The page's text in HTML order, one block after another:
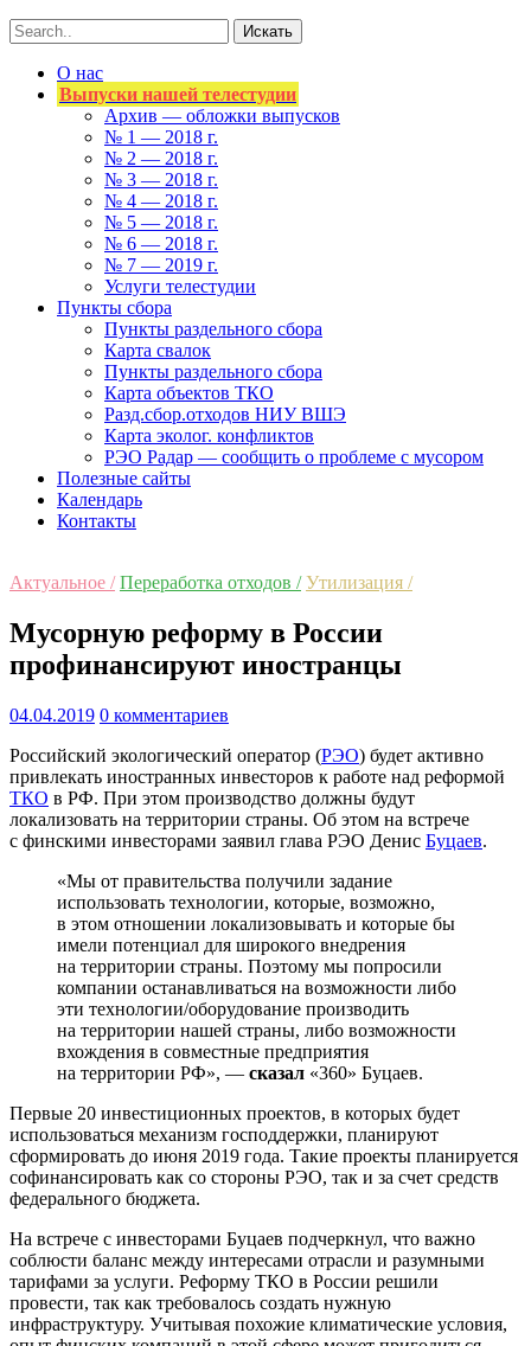
О нас
Выпуски нашей телестудии
Архив — обложки выпусков
№ 1 — 2018 г.
№ 2 — 2018 г.
№ 3 — 2018 г.
№ 4 — 2018 г.
№ 5 — 2018 г.
№ 6 — 2018 г.
№ 7 — 2019 г.
Услуги телестудии
Пункты сбора
Пункты раздельного сбора
Карта свалок
Пункты раздельного сбора
Карта объектов ТКО
Разд.сбор.отходов НИУ ВШЭ
Карта эколог. конфликтов
РЭО Радар — сообщить о проблеме с мусором
Полезные сайты
Календарь
Контакты
Актуальное / Переработка отходов / Утилизация /
Мусорную реформу в России
профинансируют иностранцы
04.04.2019 0 комментариев
Российский экологический оператор (РЭО) будет активно
привлекать иностранных инвесторов к работе над реформой
ТКО в РФ. При этом производство должны будут
локализовать на территории страны. Об этом на встрече
с финскими инвесторами заявил глава РЭО Денис Буцаев.
«Мы от правительства получили задание
использовать технологии, которые, возможно,
в этом отношении локализовывать и которые бы
имели потенциал для широкого внедрения
на территории страны. Поэтому мы попросили
компании останавливаться на возможности либо
эти технологии/оборудование производить
на территории нашей страны, либо возможности
вхождения в совместные предприятия
на территории РФ», — сказал «360» Буцаев.
Первые 20 инвестиционных проектов, в которых будет
использоваться механизм господдержки, планируют
сформировать до июня 2019 года. Такие проекты планируется
софинансировать как со стороны РЭО, так и за счет средств
федерального бюджета.
На встрече с инвесторами Буцаев подчеркнул, что важно
соблюсти баланс между интересами отрасли и разумными
тарифами за услуги. Реформу ТКО в России решили
провести, так как требовалось создать нужную
инфраструктуру. Учитывая похожие климатические условия,